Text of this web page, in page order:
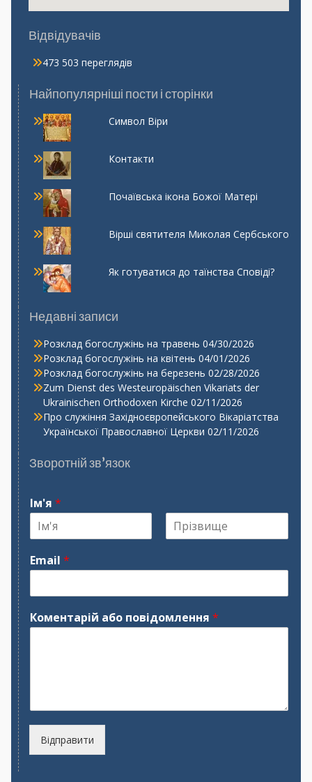
Відвідувачів
473 503 переглядів
Найпопулярніші пости і сторінки
Символ Віри
Контакти
Почаївська ікона Божої Матері
Вірші святителя Миколая Сербського
Як готуватися до таїнства Сповіді?
Недавні записи
Розклад богослужінь на травень 04/30/2026
Розклад богослужінь на квітень 04/01/2026
Розклад богослужінь на березень 02/28/2026
Zum Dienst des Westeuropäischen Vikariats der
Ukrainischen Orthodoxen Kirche 02/11/2026
Про служіння Західноєвропейського Вікаріатства
Української Православної Церкви 02/11/2026
Зворотній зв’язок
Ім'я *
м
'
и
е
Email *
Коментарій або повідомлення *
Відправити